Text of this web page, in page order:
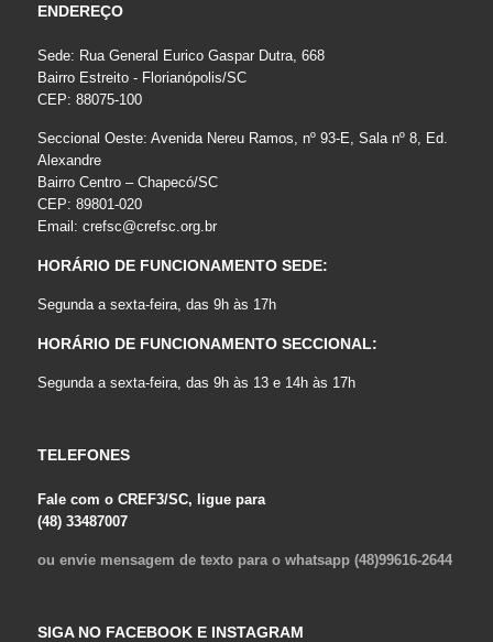
ENDEREÇO
Sede: Rua General Eurico Gaspar Dutra, 668
Bairro Estreito - Florianópolis/SC
CEP: 88075-100
Seccional Oeste: Avenida Nereu Ramos, nº 93-E, Sala nº 8, Ed.
Alexandre
Bairro Centro – Chapecó/SC
CEP: 89801-020
Email: crefsc@crefsc.org.br
HORÁRIO DE FUNCIONAMENTO SEDE:
Segunda a sexta-feira, das 9h às 17h
HORÁRIO DE FUNCIONAMENTO SECCIONAL:
Segunda a sexta-feira, das 9h às 13 e 14h às 17h
TELEFONES
Fale com o CREF3/SC, ligue para
(48) 33487007
ou envie mensagem de texto para o whatsapp (48)99616-2644
SIGA NO FACEBOOK E INSTAGRAM